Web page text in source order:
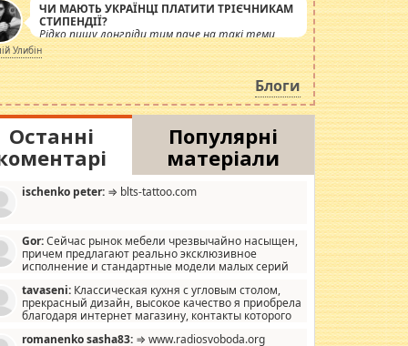
ЧИ МАЮТЬ УКРАЇНЦІ ПЛАТИТИ ТРІЄЧНИКАМ
СТИПЕНДІЇ?
Рідко пишу лонгріди тим паче на такі теми,
але вже просто дістало! Обурюють сьогоднішні
інсенуації навколо стипендіального питання.
Штучно роздувається ще одна соціальна
катастрофа.
Улибін
Блоги
Останні
Популярні
матеріали
ischenko peter: ⇒ blts-tattoo.com
Gor:Сейчас рынок мебели чрезвычайно насыщен,
причем предлагают реально эксклюзивное
исполнение и стандартные модели малых серий
мало походит на стандартные формы, в MebelOk,
и что главное - со вкусом все в порядке,
ненужных наворотов удорожающих мебель, а это не
tavaseni: Классическая кухня с угловым столом,
прекрасный дизайн, высокое качество я приобрела
благодаря интернет магазину, контакты которого
romanenko sasha83: ⇒ www.radiosvoboda.org